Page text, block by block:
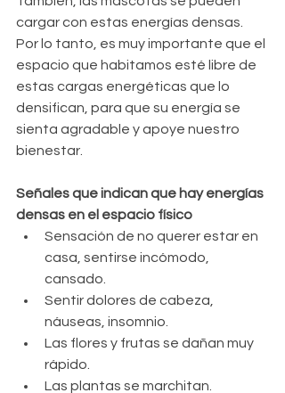
cargar con estas energías densas.
Por lo tanto, es muy importante que el
espacio que habitamos esté libre de
estas cargas energéticas que lo
densifican, para que su energía se
sienta agradable y apoye nuestro
bienestar.
Señales que indican que hay energías
densas en el espacio físico
Sensación de no querer estar en
casa, sentirse incómodo,
cansado.
Sentir dolores de cabeza,
náuseas, insomnio.
Las flores y frutas se dañan muy
rápido.
Las plantas se marchitan.